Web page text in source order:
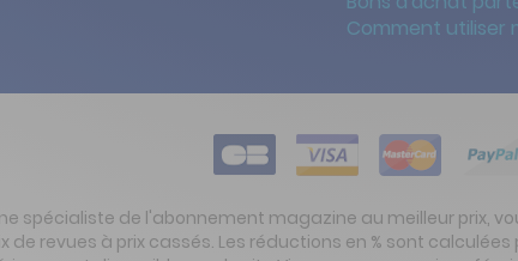
Comment utiliser
spécialiste de l'abonnement magazine au meilleur prix,
de revues à prix cassés. Les réductions en % sont